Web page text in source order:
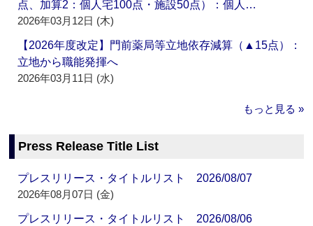
点、加算2：個人宅100点・施設50点）：個人…
2026年03月12日 (木)
【2026年度改定】門前薬局等立地依存減算（▲15点）：
立地から職能発揮へ
2026年03月11日 (水)
もっと見る »
Press Release Title List
プレスリリース・タイトルリスト 2026/08/07
2026年08月07日 (金)
プレスリリース・タイトルリスト 2026/08/06